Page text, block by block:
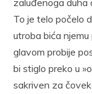
To je telo počelo
utroba bića
glavom probije
bi stiglo preko u
sakriven za